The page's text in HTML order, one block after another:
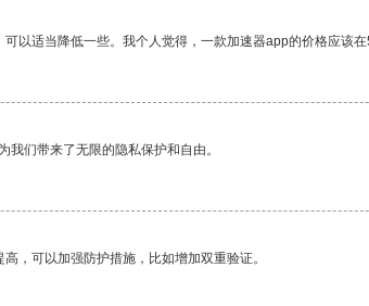
以适当降低一些。我个人觉得，一款加速器app的价格应该在
我们带来了无限的隐私保护和自由。
，可以加强防护措施，比如增加双重验证。